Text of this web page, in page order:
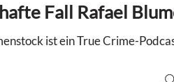
Fall Rafael
ist ein True Crime-